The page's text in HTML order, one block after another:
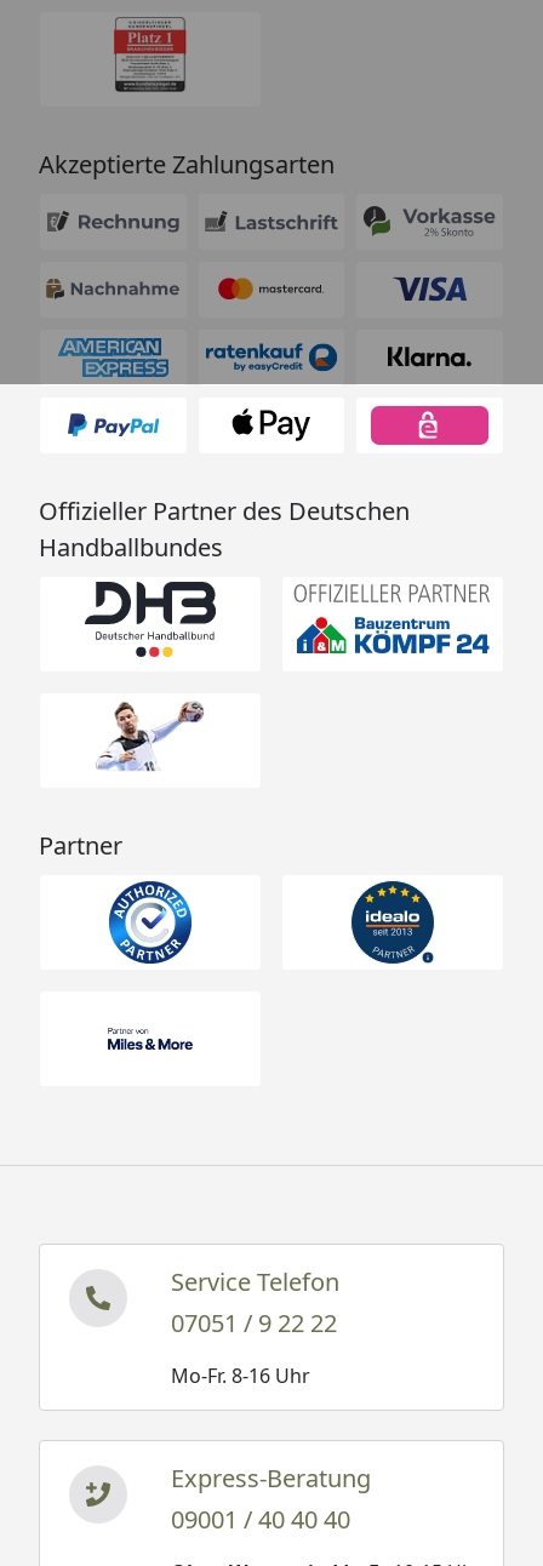
Akzeptierte Zahlungsarten
Offizieller Partner des Deutschen
Handballbundes
Partner
Service Telefon
07051 / 9 22 22
Mo-Fr. 8-16 Uhr
Express-Beratung
09001 / 40 40 40